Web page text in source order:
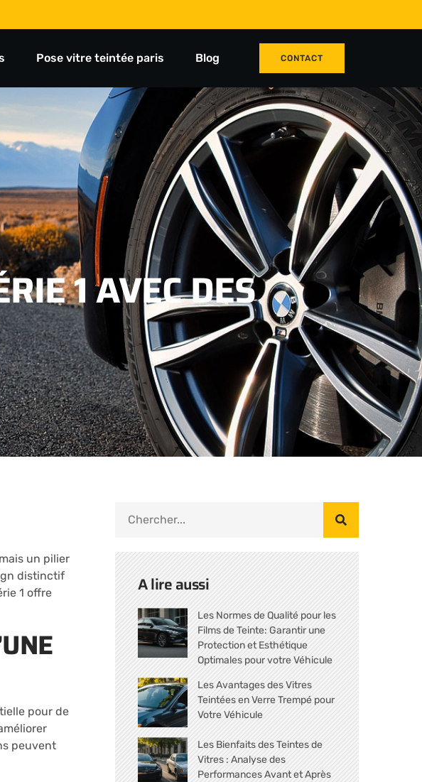
Pose vitre teintée paris Blog CONTACT
1 AVEC DES
un pilier
distinctif
1 offre
pour de
peuvent
A lire aussi
Les Normes de Qualité pour les
Films de Teinte: Garantir une
Protection et Esthétique
Optimales pour votre Véhicule
Les Avantages des Vitres
Teintées en Verre Trempé pour
Votre Véhicule
Les Bienfaits des Teintes de
Vitres : Analyse des
Performances Avant et Après